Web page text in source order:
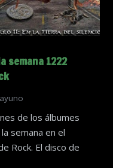
semana 1222
de los álbumes
semana en el
Rock. El disco de